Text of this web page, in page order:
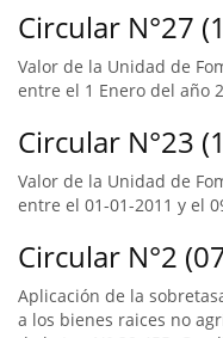
Circular N°27
Valor de la Unidad de
entre el 1 Enero del año
Circular N°23
Valor de la Unidad de
entre el 01-01-2011 y el
Circular N°2
Aplicación de la
a los bienes raices no